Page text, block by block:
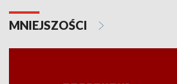
MNIEJSZOŚCI